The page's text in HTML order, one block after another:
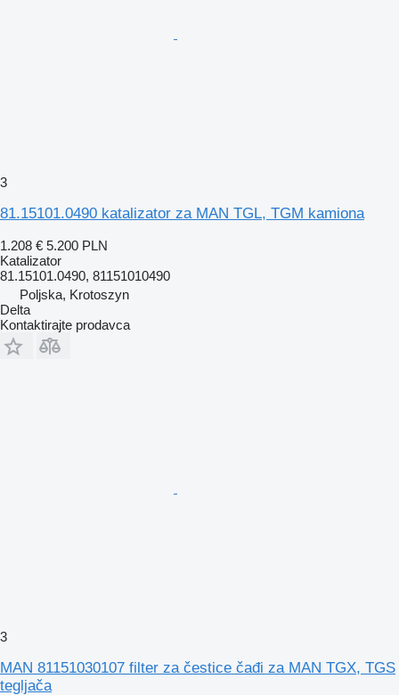
3
81.15101.0490 katalizator za MAN TGL, TGM kamiona
1.208 € 5.200 PLN
Katalizator
81.15101.0490, 81151010490
Poljska, Krotoszyn
Delta
Kontaktirajte prodavca
3
MAN 81151030107 filter za čestice čađi za MAN TGX, TGS
tegljača